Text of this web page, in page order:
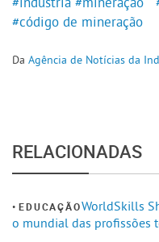
#código de mineração
Da Agência de Notícias da
RELACIONADAS
EDUCAÇÃOWorldSkills
o mundial das profissões